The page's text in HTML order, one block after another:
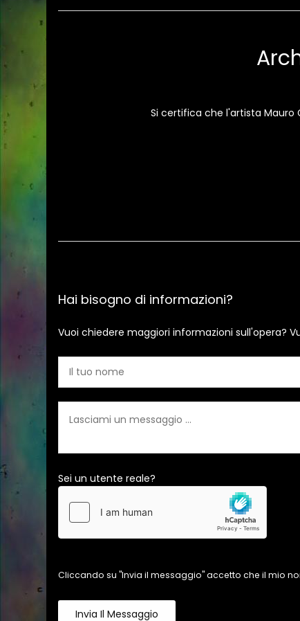
Si certifica che l'artista Mauro
Hai bisogno di informazioni?
Vuoi chiedere maggiori informazioni sull'opera?
Sei un utente reale?
Cliccando su "Invia il messaggio" accetto che il mio
Invia Il Messaggio